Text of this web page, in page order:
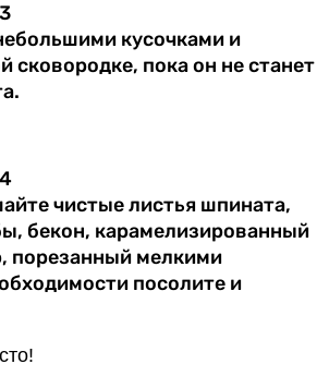
кусочками и
сковородке, пока он не станет
чистые листья шпината,
бекон, карамелизированный
порезанный мелкими
посолите и